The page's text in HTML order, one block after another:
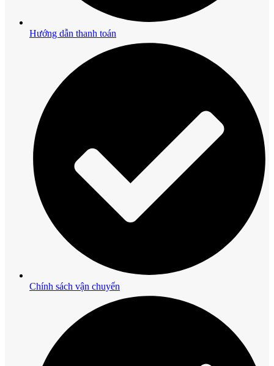
Hướng dẫn thanh toán
Chính sách vận chuyển